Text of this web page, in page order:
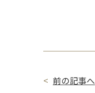
前の記事へ